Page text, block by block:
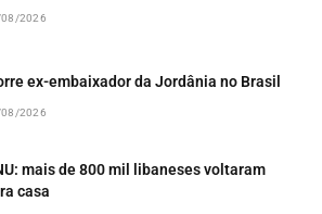
2026
ex-embaixador da Jordânia no Brasil
2026
mais de 800 mil libaneses voltaram
casa